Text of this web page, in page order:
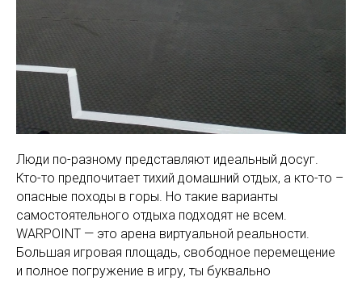
Люди по-разному представляют идеальный досуг.
Кто-то предпочитает тихий домашний отдых, а кто-то –
опасные походы в горы. Но такие варианты
самостоятельного отдыха подходят не всем.
WARPOINT — это арена виртуальной реальности.
Большая игровая площадь, свободное перемещение
и полное погружение в игру, ты буквально